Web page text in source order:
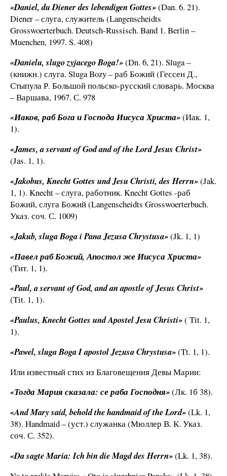
«Daniel, du Diener des lebendigen Gottes»(Dan. 6. 21).
Diener – слуга, служитель (Langenscheidts
Grosswoerterbuch. Deutsch-Russisch. Band 1. Berlin –
Muenchen, 1997. S. 408)
«Danielu, slugo zyjacego Boga!»(Dn. 6, 21). Sluga –
(книжн.) слуга. Sluga Bozy – раб Божий (Гессен Д.,
Стыпула Р. Большой польско-русский словарь. Москва
– Варшава, 1967. С. 978
«Иаков, раб Бога и Господа Иисуса Христа»(Иак. 1,
1).
«James, a servant of God and of the Lord Jesus Christ»
(Jas. 1, 1).
«Jakobus, Knecht Gottes und Jesu Christi, des Herrn»(Jak.
1, 1). Knecht – слуга, работник. Knecht Gottes -раб
Божий, слуга Божий (Langenscheidts Grosswoerterbuch.
Указ. соч. С. 1009)
«Jakub, sluga Boga i Pana Jezusa Chrystusa»(Jk. 1, 1)
«Павел раб Божий, Апостол же Иисуса Христа»
(Тит. 1, 1).
«Paul, a servant of God, and an apostle of Jesus Christ»
(Tit. 1, 1).
«Paulus, Knecht Gottes und Apostel Jesu Christi»( Tit. 1,
1).
«Pawel, sluga Boga I apostol Jezusa Chrystusa»(Tt. 1, 1).
Или известный стих из Благовещения Девы Марии:
«Тогда Мария сказала: се раба Господня»(Лк. 1б 38).
«And Mary said, behold the handmaid of the Lord»(Lk. 1,
38). Handmaid – (уст.) служанка (Мюллер В. К. Указ.
соч. С. 352).
«Da sagte Maria: Ich bin die Magd des Herrn»(Lk. 1, 38).